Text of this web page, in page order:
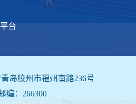
台
岛胶州市福州南路236号
编：266300